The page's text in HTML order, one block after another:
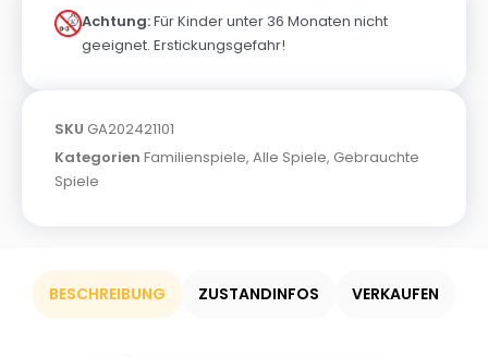
Achtung:Für Kinder unter 36 Monaten nicht
geeignet. Erstickungsgefahr!
SKU GA202421101
Kategorien Familienspiele, Alle Spiele, Gebrauchte
Spiele
BESCHREIBUNG ZUSTANDINFOS VERKAUFEN